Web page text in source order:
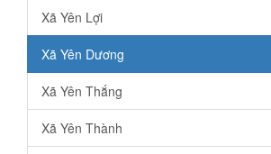
Xã Yên Lợi
Xã Yên Dương
Xã Yên Thắng
Xã Yên Thành